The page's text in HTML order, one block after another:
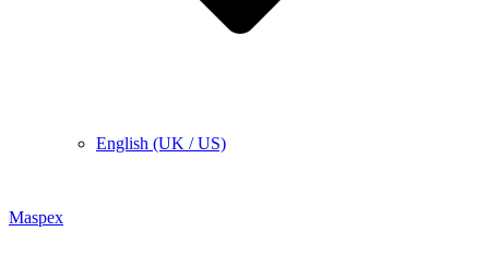
English (UK / US)
Maspex